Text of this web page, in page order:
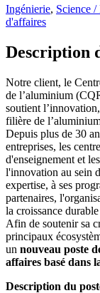
Ingénierie, Science /
d'affaires
Description
Notre client, le
de l’aluminium
soutient
filière de
Depuis plus de 30
entreprises, les
d'enseignement et
l'innovation au sein
expertise, à ses
partenaires,
la croissance
Afin de soutenir sa
principaux
un nouveau poste
affaires basé dans
Description du